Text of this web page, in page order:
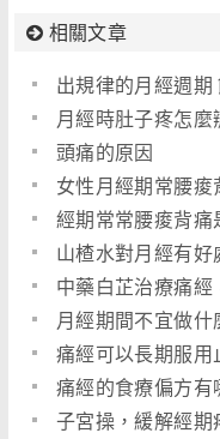
相關文章
出規律的月經週
油
月經時肚子疼怎麼
頭痛的原因
女性月經期常腰痠
經期常常腰痠背痛
山楂水對月經有好
中藥白芷治療痛
月經期間不宜做什
痛經可以長期服用
痛經的食療偏方有
子宮操，緩解經期